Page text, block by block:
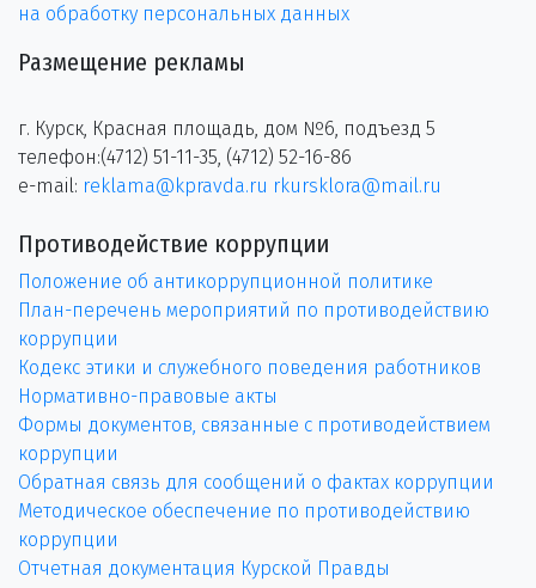
на обработку персональных данных
Размещение рекламы
г. Курск, Красная площадь, дом №6, подъезд 5
телефон:(4712) 51-11-35, (4712) 52-16-86
e-mail: reklama@kpravda.ru rkursklora@mail.ru
Противодействие коррупции
Положение об антикоррупционной политике
План-перечень мероприятий по противодействию
коррупции
Кодекс этики и служебного поведения работников
Нормативно-правовые акты
Формы документов, связанные с противодействием
коррупции
Обратная связь для сообщений о фактах коррупции
Методическое обеспечение по противодействию
коррупции
Отчетная документация Курской Правды